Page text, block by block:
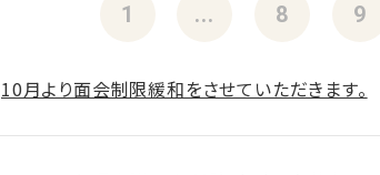
1 ... 8 9
10月より面会制限緩和をさせていただきます。